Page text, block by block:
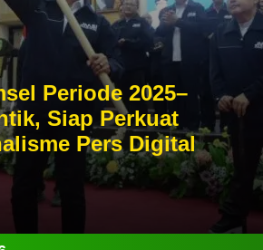
Periode 2025–
Siap Perkuat
Pers Digital